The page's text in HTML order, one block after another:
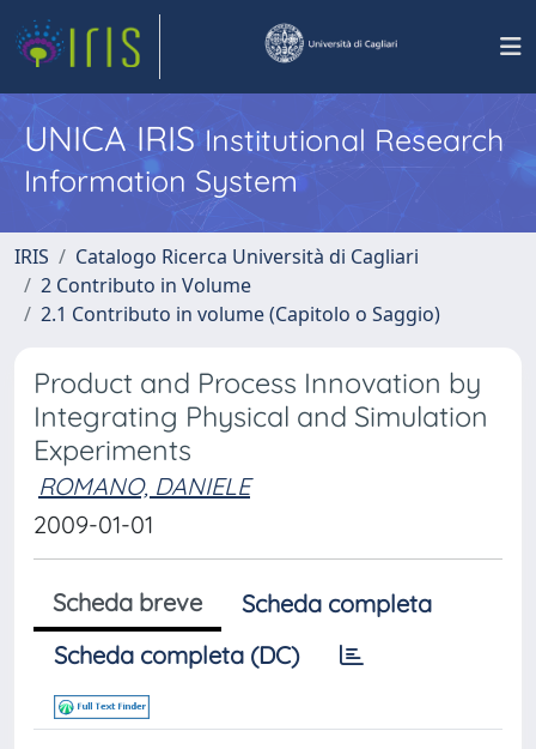
UNICA IRISInstitutional Research
Information System
IRIS
Catalogo Ricerca Università di Cagliari
2 Contributo in Volume
2.1 Contributo in volume (Capitolo o Saggio)
Product and Process Innovation by
Integrating Physical and Simulation
Experiments
ROMANO, DANIELE
2009-01-01
Scheda breve
Scheda completa
Scheda completa (DC)